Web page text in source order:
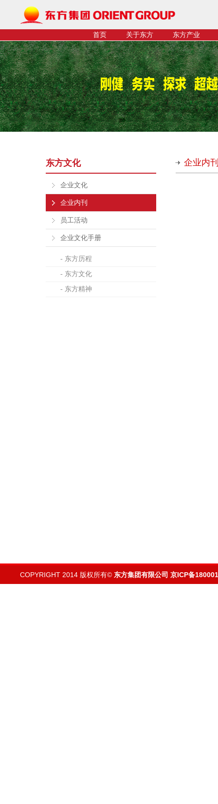
首页 关于东方 东方产业
东方文化
企业文化
企业内刊
员工活动
企业文化手册
- 东方历程
- 东方文化
- 东方精神
企业内
COPYRIGHT 2014 版权所有© 东方集团有限公司 京ICP备